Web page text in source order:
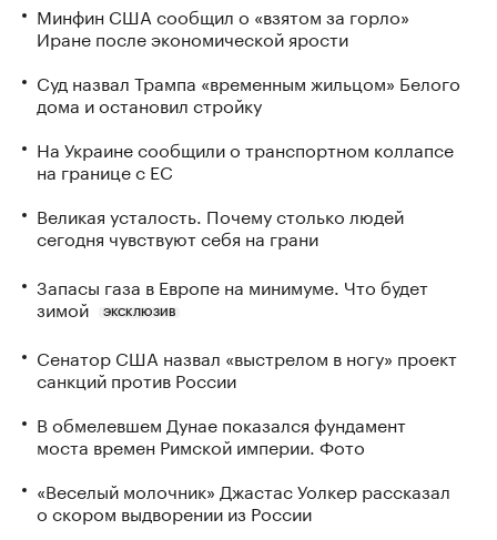
Минфин США сообщил о «взятом за горло»
Иране после экономической ярости
Суд назвал Трампа «временным жильцом» Белого
дома и остановил стройку
На Украине сообщили о транспортном коллапсе
на границе с ЕС
Великая усталость. Почему столько людей
сегодня чувствуют себя на грани
Запасы газа в Европе на минимуме. Что будет
зимой
ЭКСКЛЮЗИВ
Сенатор США назвал «выстрелом в ногу» проект
санкций против России
В обмелевшем Дунае показался фундамент
моста времен Римской империи. Фото
«Веселый молочник» Джастас Уолкер рассказал
о скором выдворении из России